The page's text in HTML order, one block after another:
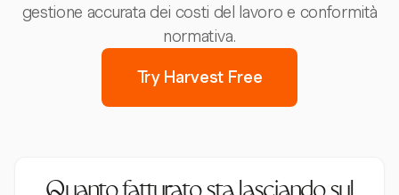
gestione accurata dei costi del lavoro e conformità
normativa.
Try Harvest Free